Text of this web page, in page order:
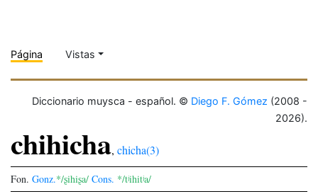
Página Vistas
Diccionario muysca - español. © Diego F. Gómez (2008 -
2026).
chihicha, chicha(3)
Fon. Gonz.*/ʂihiʂa/ Cons. */tʲihitʲa/